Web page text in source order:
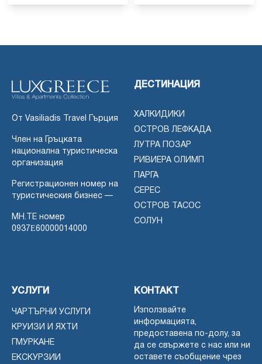
От Vasiliadis Travel Гърция
Член на Гръцката
национална туристическа
организация
Регистрационен номер на
туристическия бизнес —
MH.TE номер
0937Ε60000014000
ДЕСТИНАЦИЯ
ХАЛКИДИКИ
ОСТРОВ ЛЕФКАДА
ЛУТРА ПОЗАР
РИВИЕРА ОЛИМП
ПАРГА
СЕРЕС
ОСТРОВ ТАСОС
СОЛУН
УСЛУГИ
ЧАРТЪРНИ УСЛУГИ
КРУИЗИ И ЯХТИ
ГМУРКАНЕ
ЕКСКУРЗИИ
КОНТАКТ
Използвайте
информацията,
предоставена по-долу, за
да се свържете с нас или ни
оставете съобщение чрез